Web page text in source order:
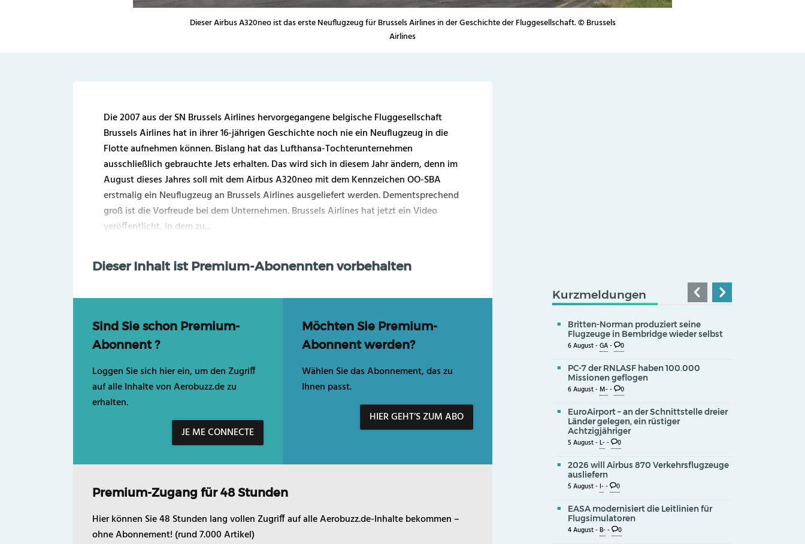
Dieser Airbus A320neo ist das erste Neuflugzeug für Brussels Airlines in der Geschichte der Fluggesellschaft. © Brussels
Airlines
Die 2007 aus der SN Brussels Airlines hervorgegangene belgische Fluggesellschaft
Brussels Airlines hat in ihrer 16-jährigen Geschichte noch nie ein Neuflugzeug in die
Flotte aufnehmen können. Bislang hat das Lufthansa-Tochterunternehmen
ausschließlich gebrauchte Jets erhalten. Das wird sich in diesem Jahr ändern, denn im
August dieses Jahres soll mit dem Airbus A320neo mit dem Kennzeichen OO-SBA
erstmalig ein Neuflugzeug an Brussels Airlines ausgeliefert werden. Dementsprechend
groß ist die Vorfreude bei dem Unternehmen. Brussels Airlines hat jetzt ein Video
veröffentlicht, in dem zu...
Dieser Inhalt ist Premium-Abonennten vorbehalten
Sind Sie schon Premium-
Abonnent ?
Loggen Sie sich hier ein, um den Zugriff
auf alle Inhalte von Aerobuzz.de zu
erhalten.
JE ME CONNECTE
Möchten Sie Premium-
Abonnent werden?
Wählen Sie das Abonnement, das zu
Ihnen passt.
HIER GEHT’S ZUM ABO
Premium-Zugang für 48 Stunden
Hier können Sie 48 Stunden lang vollen Zugriff auf alle Aerobuzz.de-Inhalte bekommen –
ohne Abonnement! (rund 7.000 Artikel)
Kurzmeldungen
Britten-Norman produziert seine
Flugzeuge in Bembridge wieder selbst
6 August -GA- 0
PC-7 der RNLASF haben 100.000
Missionen geflogen
6 August -M-- 0
EuroAirport – an der Schnittstelle dreier
Länder gelegen, ein rüstiger
Achtzigjähriger
5 August -L-- 0
2026 will Airbus 870 Verkehrsflugzeuge
ausliefern
5 August -I-- 0
EASA modernisiert die Leitlinien für
Flugsimulatoren
4 August -B-- 0